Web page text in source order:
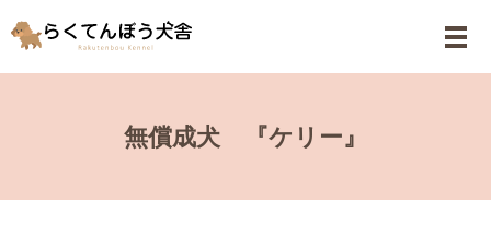
メ
無償成犬 『ケリー』